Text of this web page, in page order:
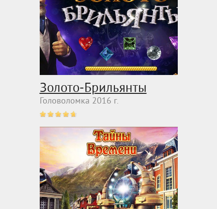
Золото-Брильянты
Головоломка 2016 г.